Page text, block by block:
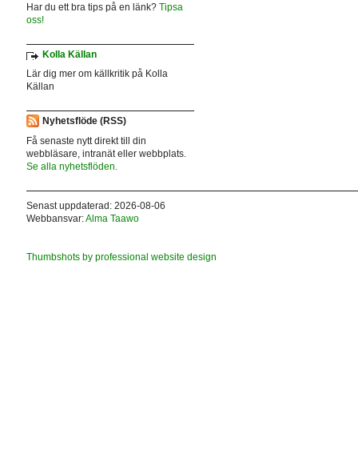
Har du ett bra tips på en länk? Tipsa
oss!
Kolla Källan
Lär dig mer om källkritik på Kolla
Källan
Nyhetsflöde (RSS)
Få senaste nytt direkt till din
webbläsare, intranät eller webbplats.
Se alla nyhetsflöden.
Senast uppdaterad: 2026-08-06
Webbansvar:Alma Taawo
Thumbshots by professional website design